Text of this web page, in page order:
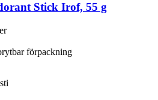
Stick Irof, 55 g
förpackning